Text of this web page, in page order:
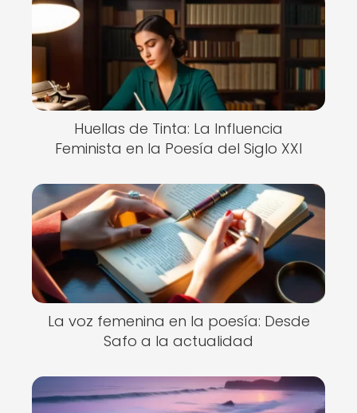
Huellas de Tinta: La Influencia
Feminista en la Poesía del Siglo XXI
La voz femenina en la poesía: Desde
Safo a la actualidad